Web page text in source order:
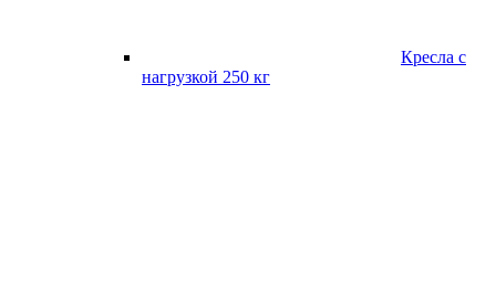
Кресла с
нагрузкой 250 кг